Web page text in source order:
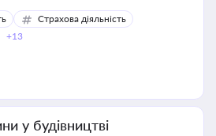
Страхова діяльність
+13
у будівництві